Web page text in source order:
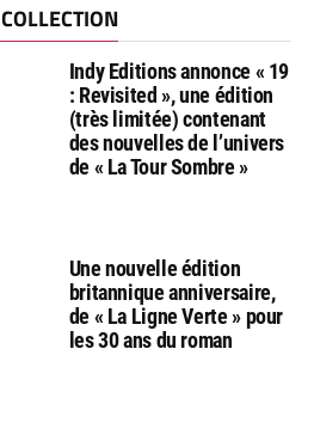
Indy Editions annonce « 19
: Revisited », une édition
(très limitée) contenant
des nouvelles de l’univers
de « La Tour Sombre »
Une nouvelle édition
britannique anniversaire,
de « La Ligne Verte » pour
les 30 ans du roman